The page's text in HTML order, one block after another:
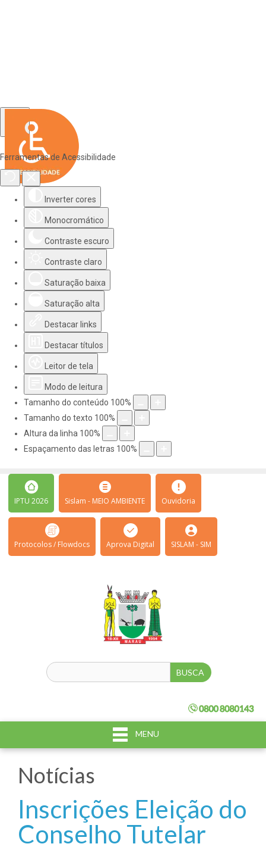
Ferramentas de Acessibilidade
Inverter cores
Monocromático
Contraste escuro
Contraste claro
Saturação baixa
Saturação alta
Destacar links
Destacar títulos
Leitor de tela
Modo de leitura
Tamanho do conteúdo 100%
Tamanho do texto 100%
Altura da linha 100%
Espaçamento das letras 100%
IPTU 2026 Sislam - MEIO AMBIENTE Ouvidoria
Protocolos / Flowdocs Aprova Digital SISLAM - SIM
MENU
Notícias
Inscrições Eleição do
Conselho Tutelar